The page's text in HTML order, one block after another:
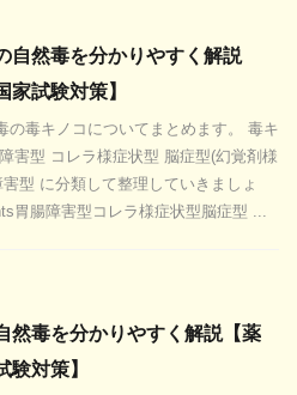
自然毒を分かりやすく解説
家試験対策】
の毒キノコについてまとめます。 毒キ
害型 コレラ様症状型 脳症型(幻覚剤様
型 に分類して整理していきましょ
胃腸障害型コレラ様症状型脳症型 ...
然毒を分かりやすく解説【薬
験対策】